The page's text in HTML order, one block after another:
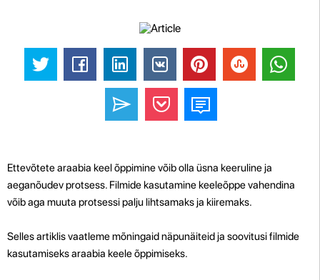
Ettevõtete araabia keel õppimine võib olla üsna keeruline ja
aeganõudev protsess. Filmide kasutamine keeleõppe vahendina
võib aga muuta protsessi palju lihtsamaks ja kiiremaks.
Selles artiklis vaatleme mõningaid näpunäiteid ja soovitusi filmide
kasutamiseks araabia keele õppimiseks.